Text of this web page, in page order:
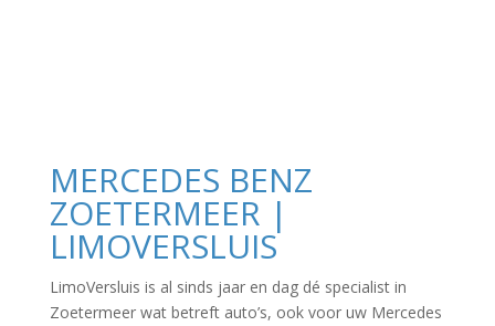
MERCEDES BENZ
ZOETERMEER |
LIMOVERSLUIS
LimoVersluis is al sinds jaar en dag dé specialist in
Zoetermeer wat betreft auto’s, ook voor uw Mercedes